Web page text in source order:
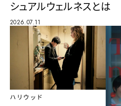
シュアルウェルネスとは
2026.07.11
ハリウッド